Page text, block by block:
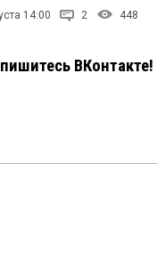
14:00 2 448
ВКонтакте!